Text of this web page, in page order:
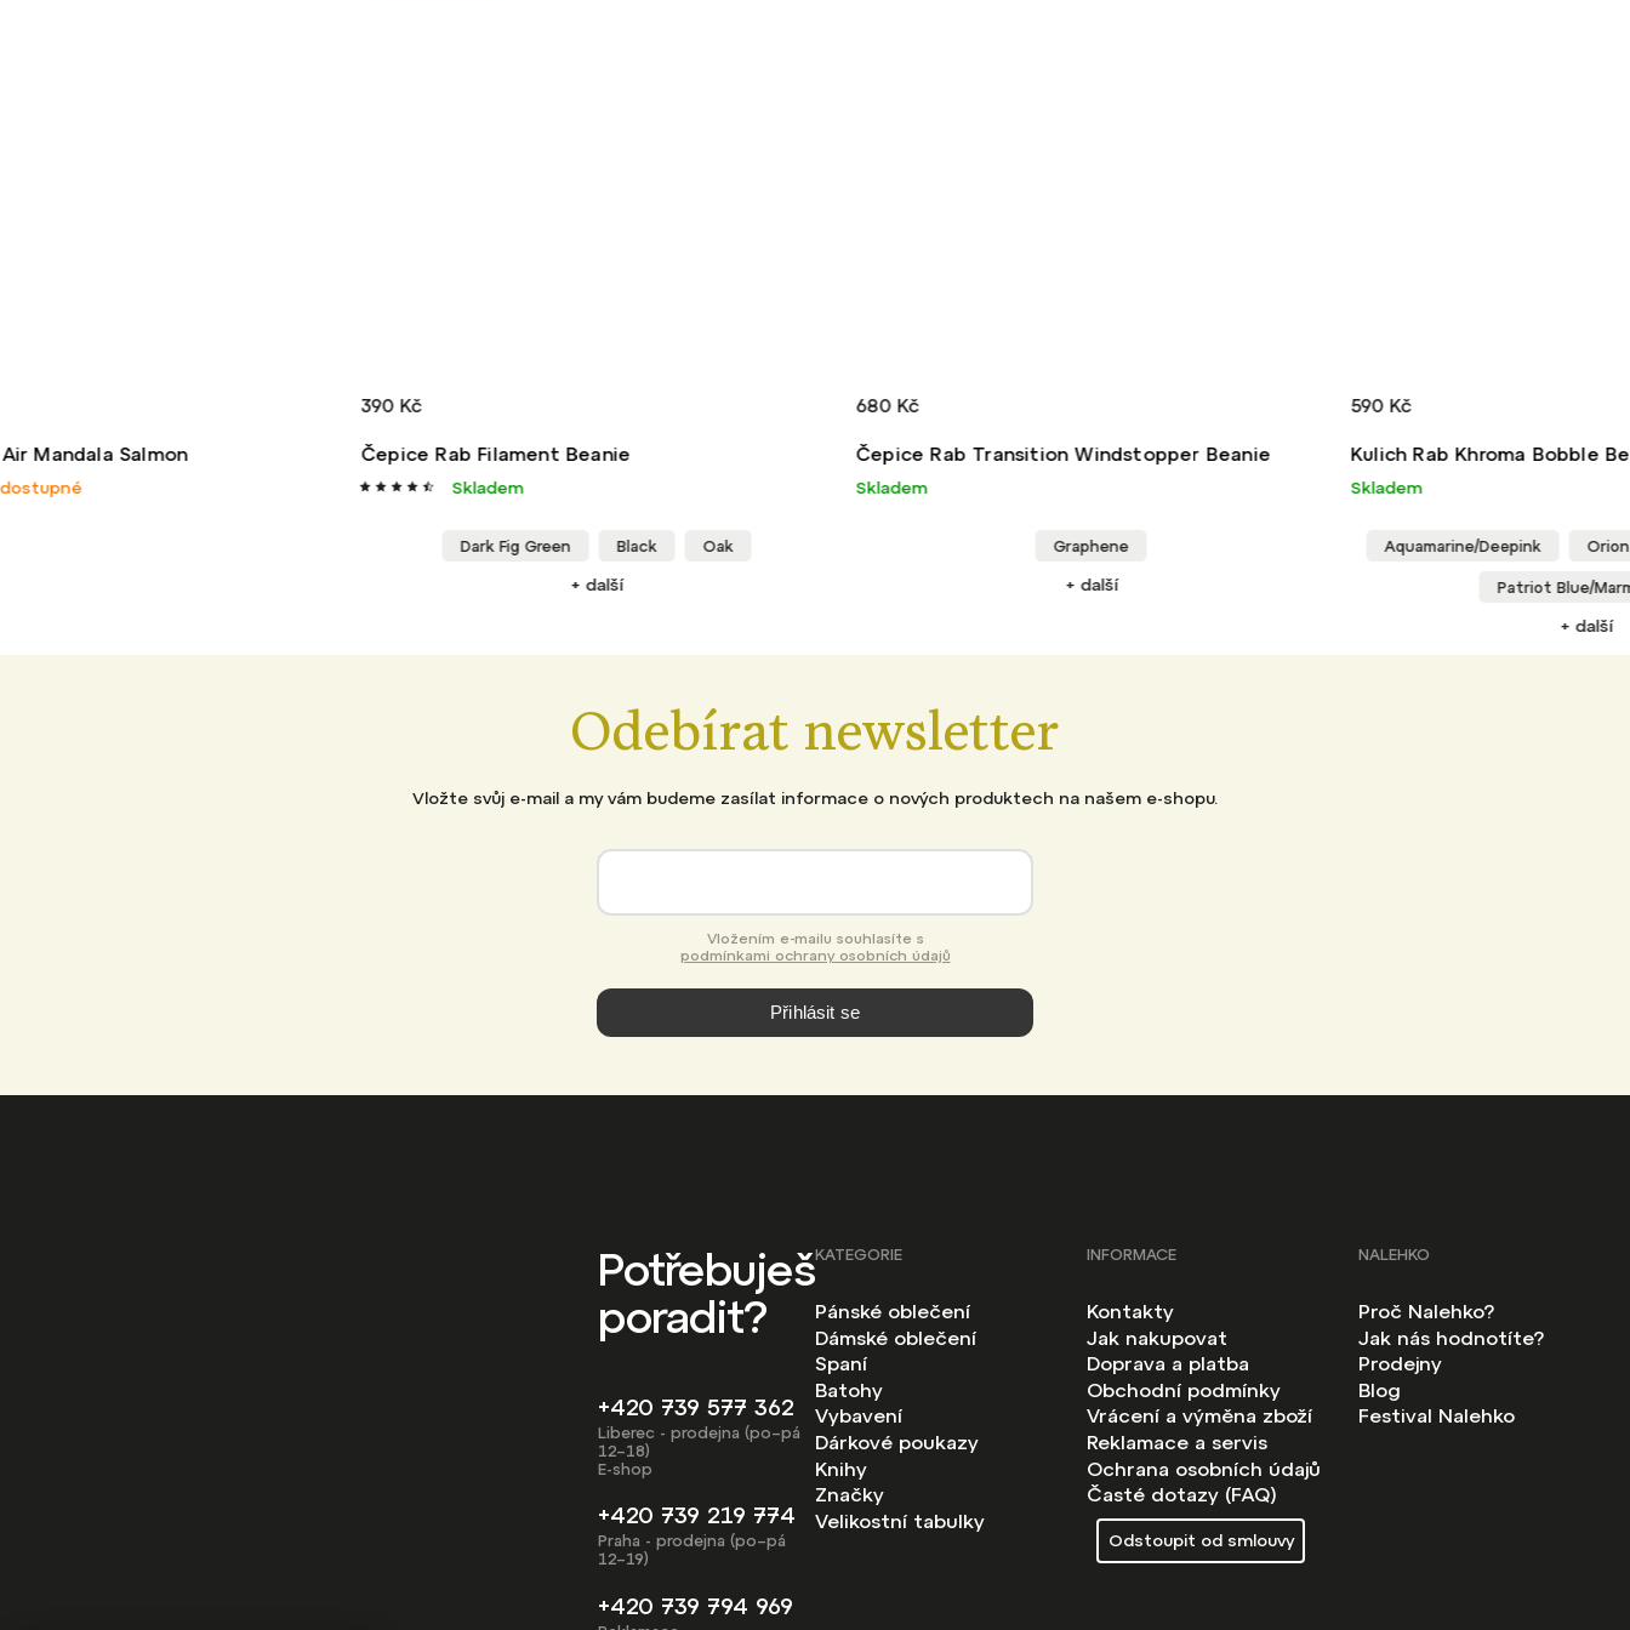
Čepice Rab Filament Beanie Čepice Rab Transition Windstopper Beanie
Skladem
Graphene
Kulich Rab Khroma Bobble Beanie
Aquamarine/Deepink Orion Blue/Red Grapefruit
Kulich Rab
Odebírat newsletter
Vložte svůj e-mail a my vám budeme zasílat informace o nových produktech na našem e-shopu.
podmínkami ochrany osobních údajů
Přihlásit se
Potřebuješ
poradit?
+420 739 577 362
Liberec - prodejna (po–pá
12–18)
E-shop
+420 739 219 774
Praha - prodejna (po–pá
12–19)
+420 739 794 969
KATEGORIE
Pánské oblečení
Dámské oblečení
Spaní
Batohy
Vybavení
Dárkové poukazy
Knihy
Značky
Velikostní tabulky
INFORMACE
Kontakty
Jak nakupovat
Doprava a platba
Obchodní podmínky
Vrácení a výměna zboží
Reklamace a servis
Ochrana osobních údajů
Časté dotazy (FAQ)
Odstoupit od smlouvy
NALEHKO
Proč Nalehko?
Jak nás hodnotíte?
Prodejny
Blog
Festival Nalehko